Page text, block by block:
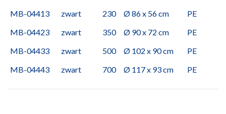
MB-04413
zwart 230 Ø 86 x 56 cm
PE
MB-04423
zwart 350 Ø 90 x 72 cm
PE
MB-04433
zwart 500 Ø 102 x 90 cm
PE
MB-04443
zwart 700 Ø 117 x 93 cm PE